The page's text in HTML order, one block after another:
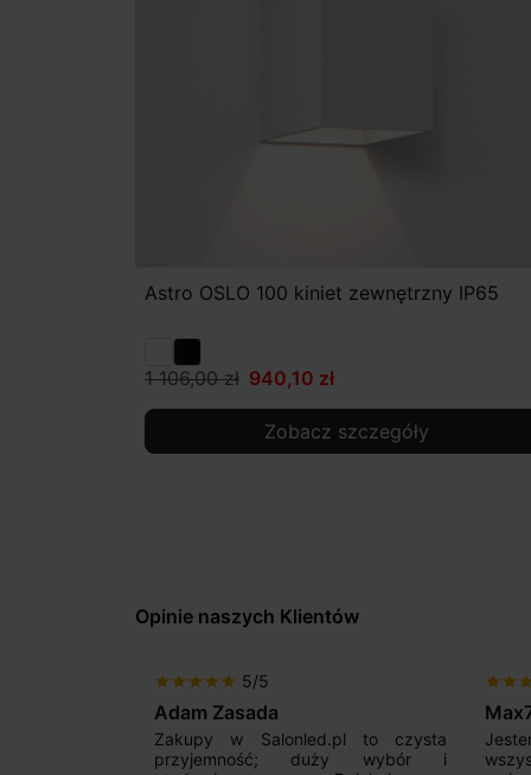
Astro OSLO 100 kiniet zewnętrzny IP65
1 106,00 zł 940,10 zł
Zobacz szczegóły
Opinie naszych Klientów
star star star star star 5/5
Adam Zasada
Zakupy w Salonled.pl to czysta
przyjemność; duży wybór i
star star